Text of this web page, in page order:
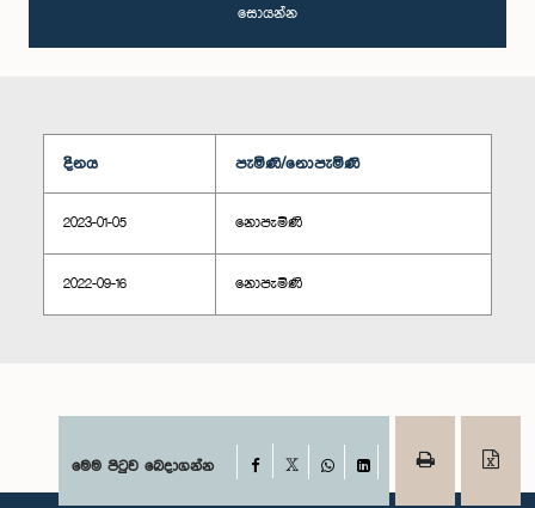
සොයන්න
දිනය පැමිණි/නොපැමිණි
2023-01-05 නොපැමිණි
2022-09-16 නොපැමිණි
මෙම පිටුව බෙදාගන්න Facebook
WhatsAppLinkedIn